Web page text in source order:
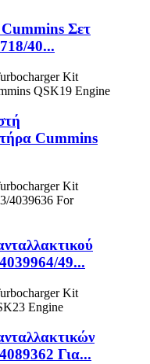
Σετ
40...
Cummins
49...
Για...